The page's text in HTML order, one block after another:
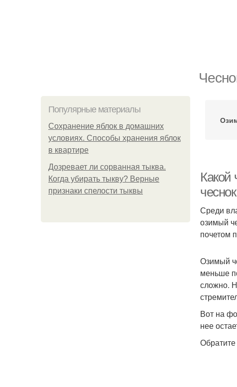
Популярные материалы
Сохранение яблок в домашних
условиях. Способы хранения яблок
в квартире
Дозревает ли сорванная тыква.
Когда убирать тыкву? Верные
признаки спелости тыквы
Какой
Среди
озимый
почетом
Озимый
меньше
сложно.
Вот на
нее